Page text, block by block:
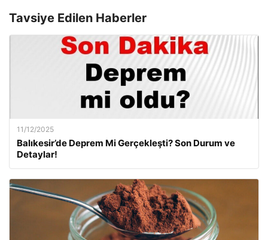
Tavsiye Edilen Haberler
11/12/2025
Balıkesir’de Deprem Mi Gerçekleşti? Son Durum ve
Detaylar!